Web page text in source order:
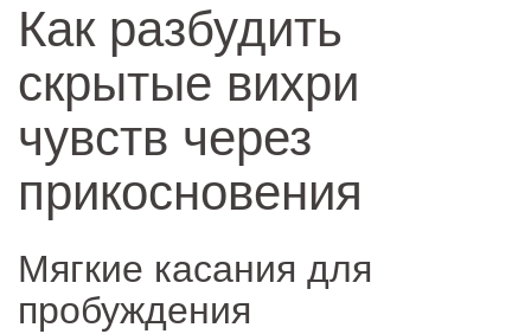
Как разбудить
скрытые вихри
чувств через
прикосновения
Мягкие касания для
пробуждения